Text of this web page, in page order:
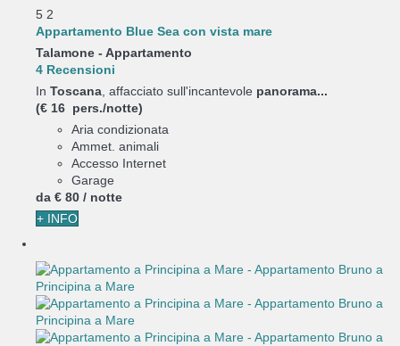
5 2
Appartamento Blue Sea con vista mare
Talamone - Appartamento
4 Recensioni
In Toscana , affacciato sull'incantevole panorama...
(€ 16 pers./notte)
Aria condizionata
Ammet. animali
Accesso Internet
Garage
da € 80 / notte
+ INFO